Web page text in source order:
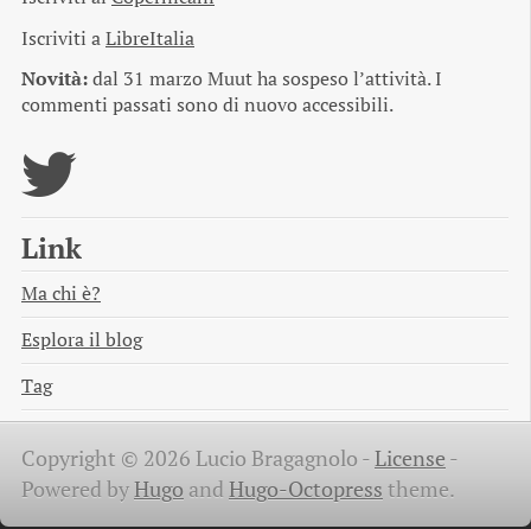
Iscriviti aLibreItalia
Novità:dal 31 marzo Muut ha sospeso l’attività. I
commenti passati sono di nuovo accessibili.
Link
Ma chi è?
Esplora il blog
Tag
Copyright © 2026 Lucio Bragagnolo -License -
Powered byHugo and Hugo-Octopress theme.